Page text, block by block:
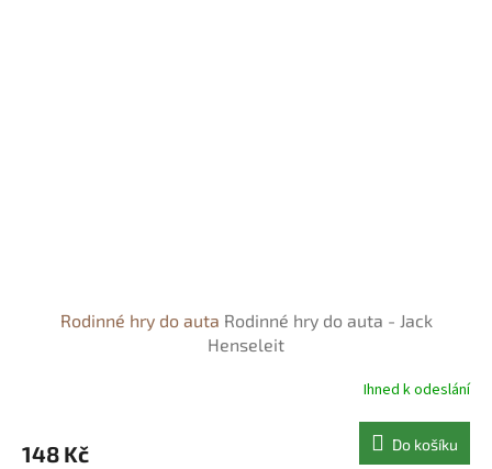
Rodinné hry do auta Rodinné hry do auta - Jack
Henseleit
Ihned k odeslání
148 Kč Do košíku